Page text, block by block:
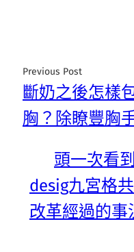
Previous Post
斷奶之後怎樣
胸？除瞭豐胸
頭一次看
desig九宮格
改革經過的事